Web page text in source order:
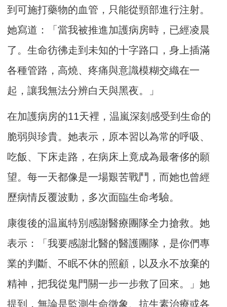
到可施打藥物的血管，只能從頸部進行注射。
她寫道：「當我被推進加護病房時，已經凌晨
了。生命彷彿走到未知的十字路口，身上插滿
各種管路，高燒、疼痛與意識模糊交織在一
起，讓我無法分辨白天與黑夜。」
在加護病房的11天裡，温嵐深刻感受到生命的
脆弱與珍貴。她表示，原本習以為常的呼吸、
吃飯、下床走路，在病床上竟成為最奢侈的願
望。每一天都像是一場艱苦戰鬥，而她也曾經
歷病情反覆波動，多次面臨生命考驗。
康復後的温嵐特別感謝醫療團隊全力搶救。她
表示：「我要感謝北醫的醫護團隊，是你們專
業的判斷、不眠不休的照顧，以及永不放棄的
精神，把我從鬼門關一步一步救了回來。」她
提到，無論是監測生命徵象、抗生素治療或各